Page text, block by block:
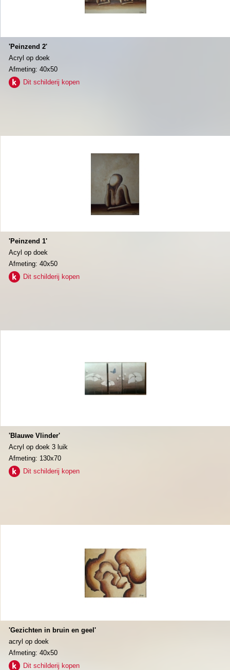
'Peinzend 2'
Acryl op doek
Afmeting: 40x50
Dit schilderij kopen
'Peinzend 1'
Acyl op doek
Afmeting: 40x50
Dit schilderij kopen
'Blauwe Vlinder'
Acryl op doek 3 luik
Afmeting: 130x70
Dit schilderij kopen
'Gezichten in bruin en geel'
acryl op doek
Afmeting: 40x50
Dit schilderij kopen